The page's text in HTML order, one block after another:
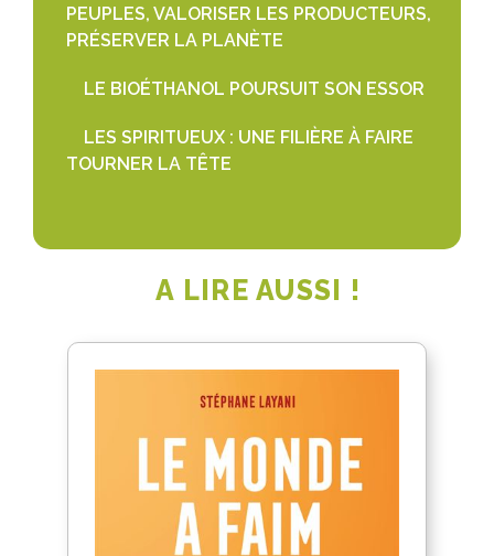
PEUPLES, VALORISER LES PRODUCTEURS,
PRÉSERVER LA PLANÈTE
LE BIOÉTHANOL POURSUIT SON ESSOR
LES SPIRITUEUX : UNE FILIÈRE À FAIRE
TOURNER LA TÊTE
A LIRE AUSSI !